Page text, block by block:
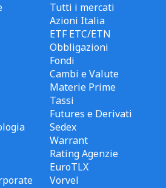
Tutti i mercati
Azioni Italia
ETF ETC/ETN
Obbligazioni
Fondi
Cambi e Valute
Materie Prime
Tassi
Futures e Derivati
Sedex
Warrant
Rating Agenzie
EuroTLX
Vorvel